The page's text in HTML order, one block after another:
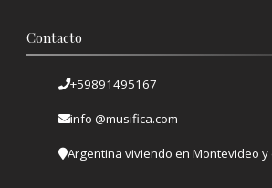
Contacto
+59891495167
info @musifica.com
Argentina viviendo en Montevideo y